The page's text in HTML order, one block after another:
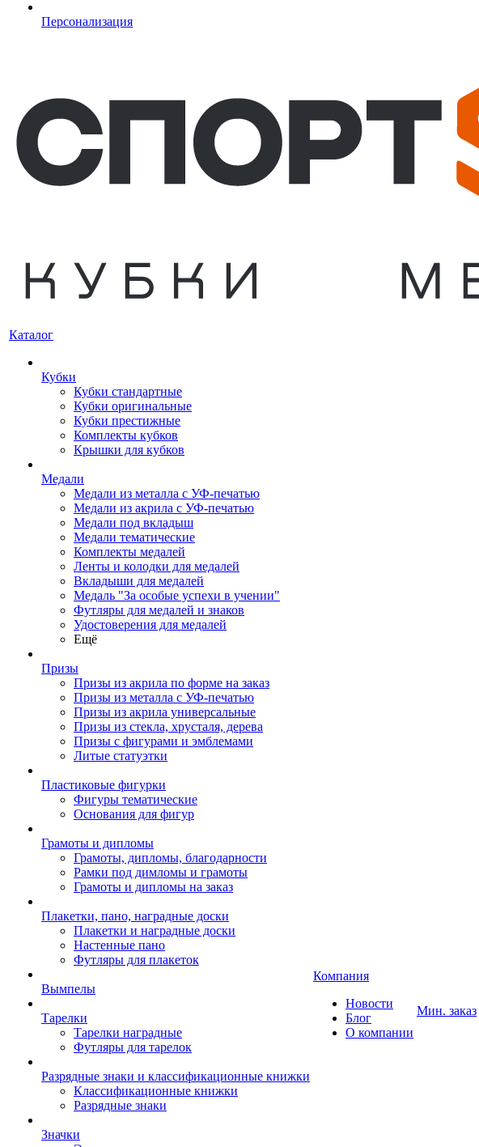
Персонализация
Каталог
Кубки
Кубки стандартные
Кубки оригинальные
Кубки престижные
Комплекты кубков
Крышки для кубков
Медали
Медали из металла с УФ-печатью
Медали из акрила с УФ-печатью
Медали под вкладыш
Медали тематические
Комплекты медалей
Ленты и колодки для медалей
Вкладыши для медалей
Медаль "За особые успехи в учении"
Футляры для медалей и знаков
Удостоверения для медалей
Ещё
Призы
Призы из акрила по форме на заказ
Призы из металла с УФ-печатью
Призы из акрила универсальные
Призы из стекла, хрусталя, дерева
Призы с фигурами и эмблемами
Литые статуэтки
Пластиковые фигурки
Фигуры тематические
Основания для фигур
Грамоты и дипломы
Грамоты, дипломы, благодарности
Рамки под димломы и грамоты
Грамоты и дипломы на заказ
Плакетки, пано, наградные доски
Плакетки и наградные доски
Настенные пано
Футляры для плакеток
Вымпелы
Тарелки
Тарелки наградные
Футляры для тарелок
Разрядные знаки и классификационные книжки
Классификационные книжки
Разрядные знаки
Значки
Компания
Новости
Блог
О компании
Мин. заказ